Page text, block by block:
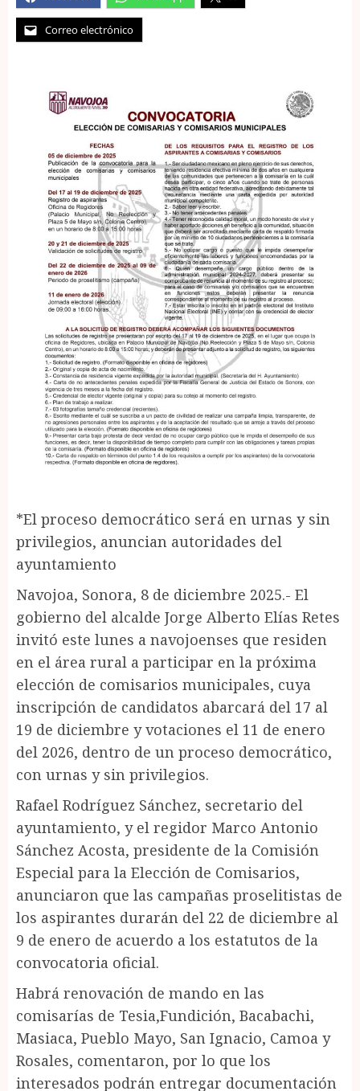
Correo electrónico
*El proceso democrático será en urnas y sin
privilegios, anuncian autoridades del
ayuntamiento
Navojoa, Sonora, 8 de diciembre 2025.- El
gobierno del alcalde Jorge Alberto Elías Retes
invitó este lunes a navojoenses que residen
en el área rural a participar en la próxima
elección de comisarios municipales, cuya
inscripción de candidatos abarcará del 17 al
19 de diciembre y votaciones el 11 de enero
del 2026, dentro de un proceso democrático,
con urnas y sin privilegios.
Rafael Rodríguez Sánchez, secretario del
ayuntamiento, y el regidor Marco Antonio
Sánchez Acosta, presidente de la Comisión
Especial para la Elección de Comisarios,
anunciaron que las campañas proselitistas de
los aspirantes durarán del 22 de diciembre al
9 de enero de acuerdo a los estatutos de la
convocatoria oficial.
Habrá renovación de mando en las
comisarías de Tesia,Fundición, Bacabachi,
Masiaca, Pueblo Mayo, San Ignacio, Camoa y
Rosales, comentaron, por lo que los
interesados podrán entregar documentación